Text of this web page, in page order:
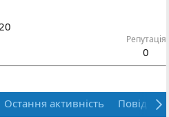
Репутація
0
Остання активність